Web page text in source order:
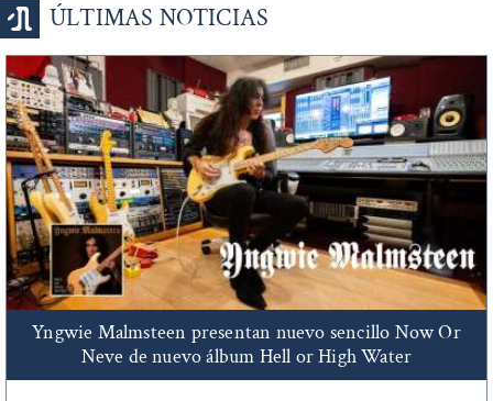
ÚLTIMAS NOTICIAS
Yngwie Malmsteen presentan nuevo sencillo Now Or
Neve de nuevo álbum Hell or High Water